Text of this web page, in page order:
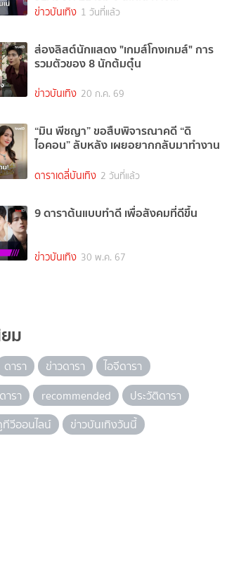
TrueVisions NOW
ข่าวบันเทิง 1 วันที่แล้ว
ส่องลิสต์นักแสดง "เกมส์โกงเกมส์" การ
รวมตัวของ 8 นักต้มตุ๋น
ข่าวบันเทิง 20 ก.ค. 69
“มิน พีชญา” ขอสืบพิจารณาคดี “ดิ
ไอคอน” ลับหลัง เผยอยากกลับมาทำงาน
ดาราเดลี่บันเทิง 2 วันที่แล้ว
9 ดาราต้นแบบทำดี เพื่อสังคมที่ดีขึ้น
ข่าวบันเทิง 30 พ.ค. 67
ม
ดารา ข่าวดารา
ไอจีดารา
ารา
recommended
ประวัติดารา
วีออนไลน์ ข่าวบันเทิงวันนี้